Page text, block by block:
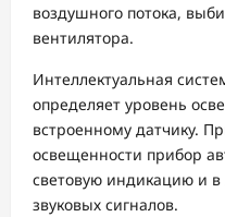
воздушного потока,
вентилятора.
Интеллектуальная
определяет уровень
встроенному датчику.
освещенности прибор
световую индикацию и в
звуковых сигналов.